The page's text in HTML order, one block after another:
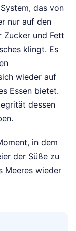
das von
nur auf den
Zucker und Fett
klingt. Es
wieder auf
Essen bietet.
dessen
in dem
der Süße zu
Meeres wieder